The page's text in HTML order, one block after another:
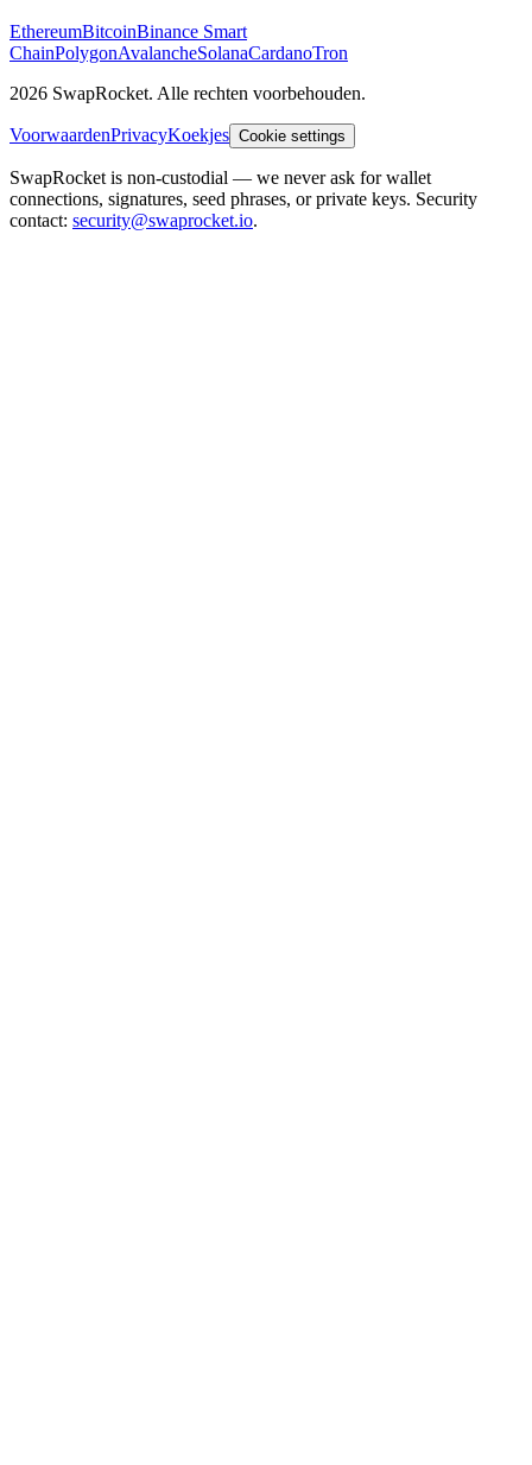
EthereumBitcoinBinance Smart
ChainPolygonAvalancheSolanaCardanoTron
2026 SwapRocket. Alle rechten voorbehouden.
VoorwaardenPrivacyKoekjes Cookie settings
SwapRocket is non-custodial — we never ask for wallet
connections, signatures, seed phrases, or private keys. Security
contact: security@swaprocket.io.